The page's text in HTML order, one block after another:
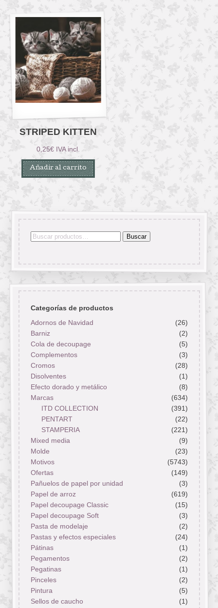
STRIPED KITTEN
0,25€ IVA incl.
Añadir al carrito
Buscar
Buscar
Categorías de productos
Adornos de Navidad
(26)
Barniz
(2)
Cola de decoupage
(5)
Complementos
(3)
Cromos
(28)
Disolventes
(1)
Efecto dorado y metálico
(8)
Marcas
(634)
ITD COLLECTION
(391)
PENTART
(22)
STAMPERIA
(221)
Mixed media
(9)
Molde
(23)
Motivos
(5743)
Ofertas
(149)
Pañuelos de papel por unidad
(3)
Papel de arroz
(619)
Papel decoupage Classic
(15)
Papel decoupage Soft
(3)
Pasta de modelaje
(2)
Pastas y efectos especiales
(24)
Pátinas
(1)
Pegamentos
(2)
Pegatinas
(1)
Pinceles
(2)
Pintura
(5)
Sellos de caucho
(1)